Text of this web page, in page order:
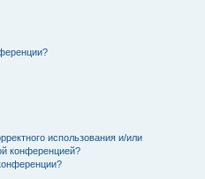
использования и/или
конференцией?